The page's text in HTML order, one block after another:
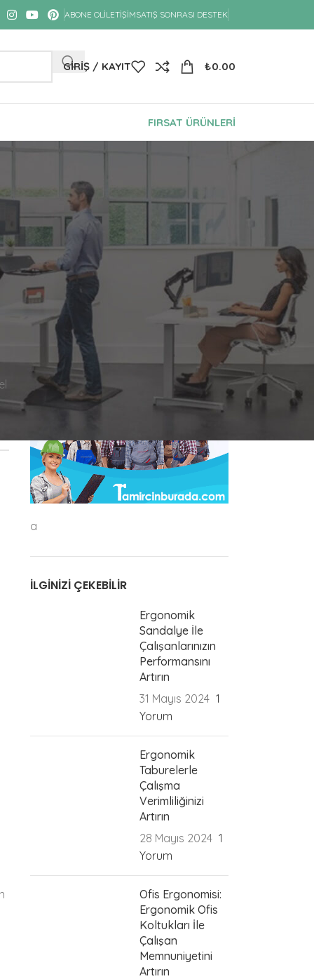
ABONE OLİLETIŞIMSATIŞ SONRASI DESTEK
GIRIŞ / KAYIT ₺0.00
FIRSAT ÜRÜNLERİ
KATEGORILER
Ergonomi
a
İLGINIZI ÇEKEBILIR
Ergonomik
Sandalye İle
Çalışanlarınızın
Performansını
Artırın
31 Mayıs 2024 1
Yorum
Ergonomik
Taburelerle
Çalışma
Verimliliğinizi
Artırın
28 Mayıs 2024 1
Yorum
Ofis Ergonomisi:
Ergonomik Ofis
Koltukları İle
Çalışan
Memnuniyetini
Artırın